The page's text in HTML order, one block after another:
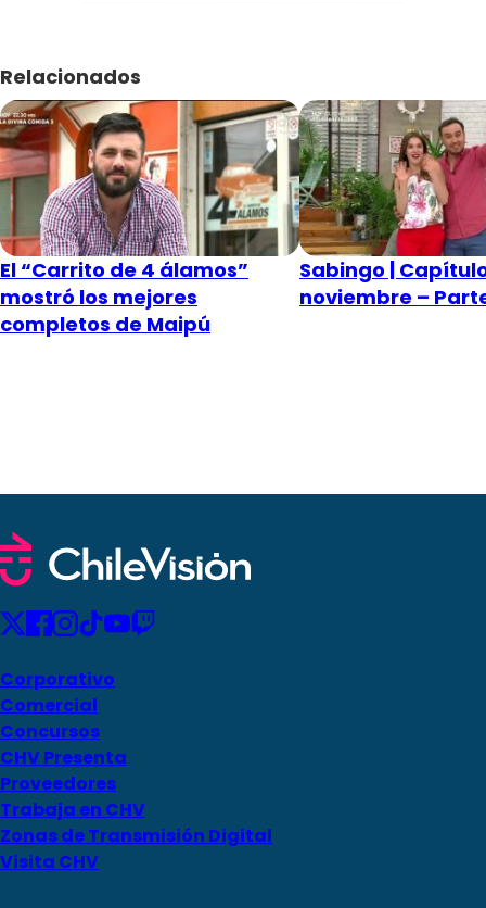
Relacionados
El “Carrito de 4 álamos”
mostró los mejores
completos de Maipú
Sabingo |
noviembre –
Corporativo
Comercial
Concursos
CHV Presenta
Proveedores
Trabaja en CHV
Zonas de Transmisión Digital
Visita CHV